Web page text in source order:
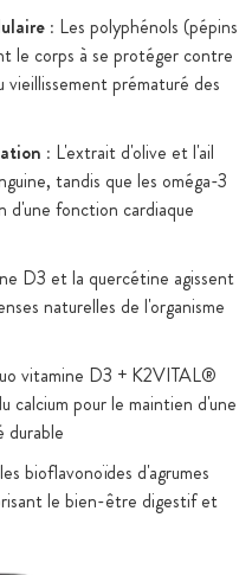
: Les polyphénols (pépins
le corps à se protéger contre
prématuré des
: L'extrait d'olive et l'ail
tandis que les oméga-3
d'une fonction cardiaque
D3 et la quercétine agissent
naturelles de l'organisme
vitamine D3 + K2VITAL®
calcium pour le maintien d'une
durable
bioflavonoïdes d'agrumes
le bien-être digestif et